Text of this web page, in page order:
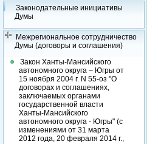
Законодательные инициативы
Думы
Межрегиональное сотрудничество
Думы (договоры и соглашения)
Закон Ханты-Мансийского
автономного округа – Югры от
15 ноября 2004 г. N 55-оз "О
договорах и соглашениях,
заключаемых органами
государственной власти
Ханты-Мансийского
автономного округа - Югры" (с
изменениями от 31 марта
2012 года, 20 февраля 2014 г.,